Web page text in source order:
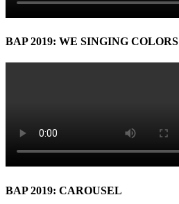
BAP 2019: WE SINGING COLORS
BAP 2019: CAROUSEL